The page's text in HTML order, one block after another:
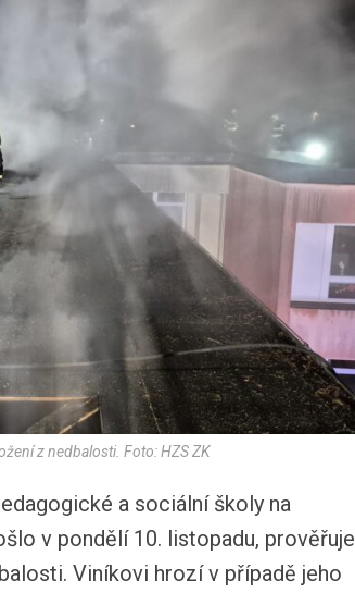
z nedbalosti. Foto: HZS ZK
a sociální školy na
v pondělí 10. listopadu, prověřuje
Viníkovi hrozí v případě jeho